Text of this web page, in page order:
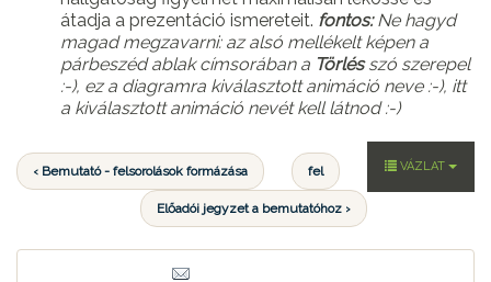
átadja a prezentáció ismereteit. fontos:Ne hagyd
magad megzavarni: az alsó mellékelt képen a
párbeszéd ablak címsorában a Törlésszó szerepel
:-), ez a diagramra kiválasztott animáció neve :-), itt
a kiválasztott animáció nevét kell látnod :-)
VÁZLAT
‹ Bemutató - felsorolások formázása fel
Előadói jegyzet a bemutatóhoz ›